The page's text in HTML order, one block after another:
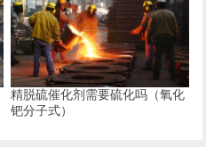
精脱硫催化剂需要硫化吗（氧化
钯分子式）